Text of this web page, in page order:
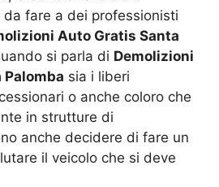
fare a dei professionisti
Auto Gratis Santa
si parla di Demolizioni
sia i liberi
o anche coloro che
in strutture di
anche decidere di fare un
il veicolo che si deve